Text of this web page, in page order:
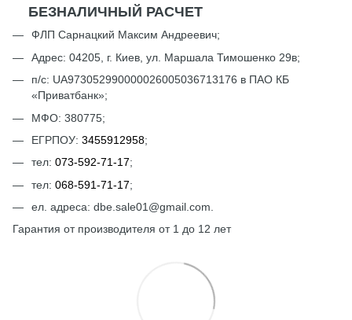
БЕЗНАЛИЧНЫЙ РАСЧЕТ
ФЛП Сарнацкий Максим Андреевич;
Адрес: 04205, г. Киев, ул. Маршала Тимошенко 29в;
п/с: UА973052990000026005036713176 в ПАО КБ
«Приватбанк»;
МФО: 380775;
ЕГРПОУ: 3455912958;
тел: 073-592-71-17;
тел: 068-591-71-17;
ел. адреса: dbe.sale01@gmail.com.
Гарантия от производителя от 1 до 12 лет